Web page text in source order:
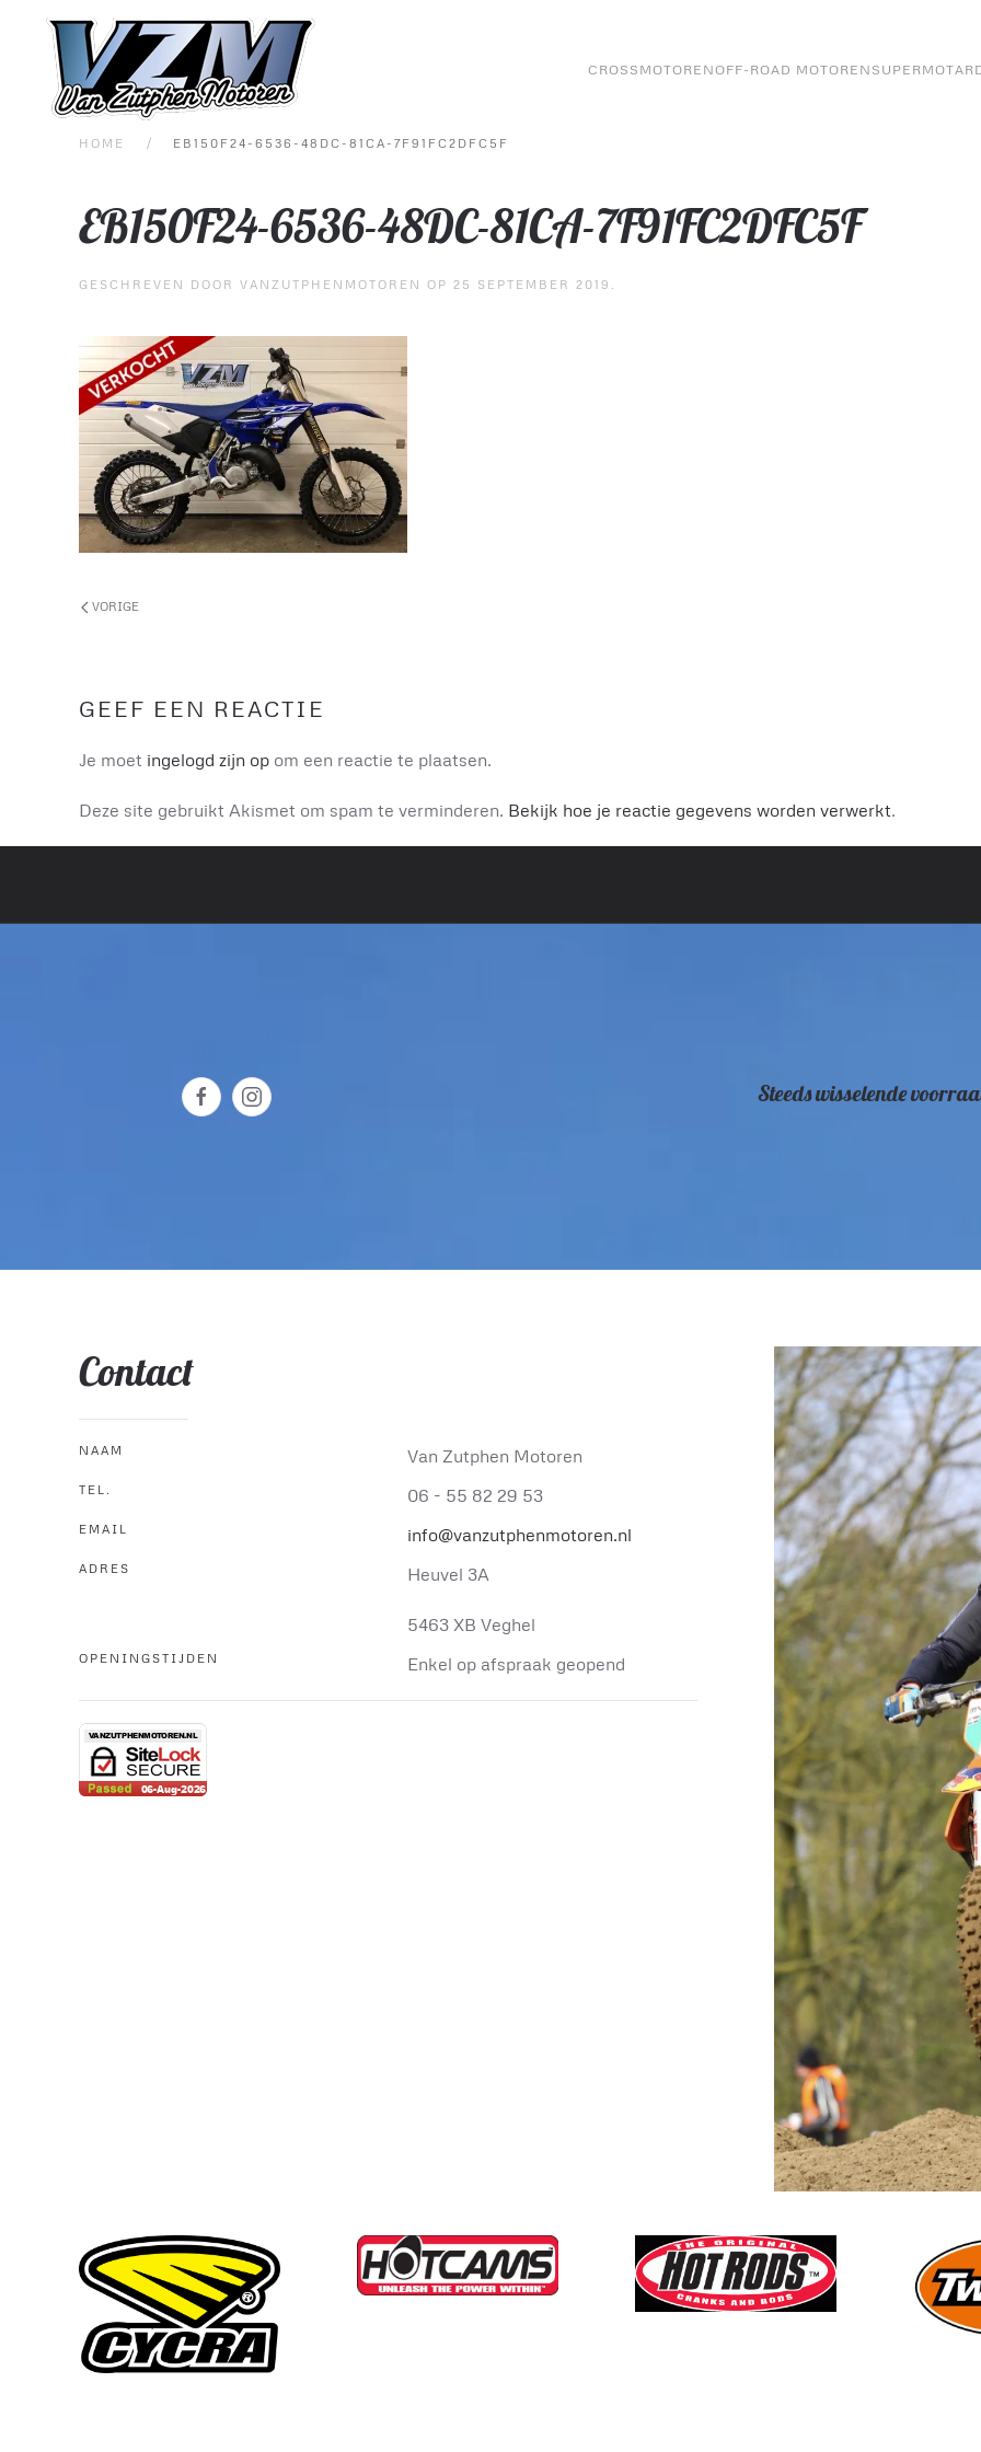
Overslaan en naar de inhoud gaan
CROSSMOTORENOFF-ROAD MOTOREN
HOME EB150F24-6536-48DC-81CA-7F91FC2DFC5F
EB150F24-6536-48DC-81CA-7F91FC2DFC5F
GESCHREVEN DOOR VANZUTPHENMOTOREN OP 25 SEPTEMBER 2019
VORIGE
GEEF EEN REACTIE
Je moet ingelogd zijn op om een reactie te plaatsen.
Deze site gebruikt Akismet om spam te verminderen. Bekijk hoe je reactie gegevens worden verwerkt.
Steeds wisselende
Contact
NAAM Van Zutphen Motoren
TEL. 06 - 55 82 29 53
EMAIL info@vanzutphenmotoren.nl
ADRES Heuvel 3A
5463 XB Veghel
OPENINGSTIJDEN Enkel op afspraak geopend